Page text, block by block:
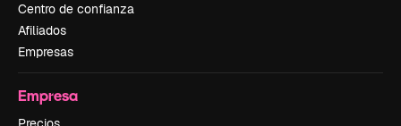
Centro de confianza
Afiliados
Empresas
Empresa